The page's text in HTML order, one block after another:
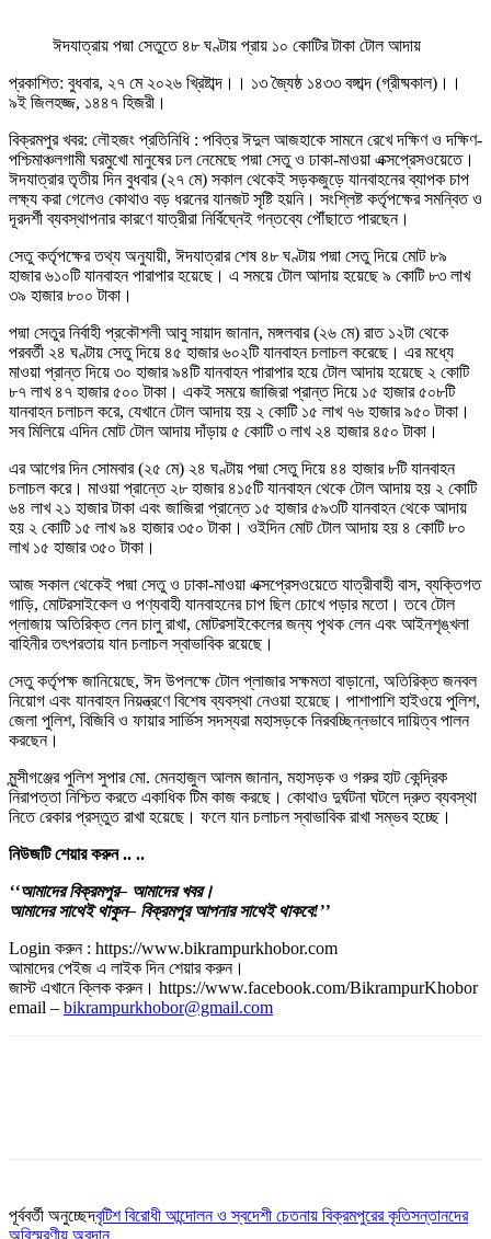
ঈদযাত্রায় পদ্মা সেতুতে ৪৮ ঘণ্টায় প্রায় ১০ কোটির টাকা টোল আদায়
প্রকাশিত: বুধবার, ২৭ মে ২০২৬ খ্রিষ্টাব্দ।। ১৩ জ্যৈষ্ঠ ১৪৩৩ বঙ্গাব্দ (গ্রীষ্মকাল)।।
৯ই জিলহজ্জ, ১৪৪৭ হিজরী।
বিক্রমপুর খবর: লৌহজং প্রতিনিধি : পবিত্র ঈদুল আজহাকে সামনে রেখে দক্ষিণ ও দক্ষিণ-
পশ্চিমাঞ্চলগামী ঘরমুখো মানুষের ঢল নেমেছে পদ্মা সেতু ও ঢাকা-মাওয়া এক্সপ্রেসওয়েতে।
ঈদযাত্রার তৃতীয় দিন বুধবার (২৭ মে) সকাল থেকেই সড়কজুড়ে যানবাহনের ব্যাপক চাপ
লক্ষ্য করা গেলেও কোথাও বড় ধরনের যানজট সৃষ্টি হয়নি। সংশ্লিষ্ট কর্তৃপক্ষের সমন্বিত ও
দূরদর্শী ব্যবস্থাপনার কারণে যাত্রীরা নির্বিঘ্নেই গন্তব্যে পৌঁছাতে পারছেন।
সেতু কর্তৃপক্ষের তথ্য অনুযায়ী, ঈদযাত্রার শেষ ৪৮ ঘণ্টায় পদ্মা সেতু দিয়ে মোট ৮৯
হাজার ৬১০টি যানবাহন পারাপার হয়েছে। এ সময়ে টোল আদায় হয়েছে ৯ কোটি ৮৩ লাখ
৩৯ হাজার ৮০০ টাকা।
পদ্মা সেতুর নির্বাহী প্রকৌশলী আবু সায়াদ জানান, মঙ্গলবার (২৬ মে) রাত ১২টা থেকে
পরবর্তী ২৪ ঘণ্টায় সেতু দিয়ে ৪৫ হাজার ৬০২টি যানবাহন চলাচল করেছে। এর মধ্যে
মাওয়া প্রান্ত দিয়ে ৩০ হাজার ৯৪টি যানবাহন পারাপার হয়ে টোল আদায় হয়েছে ২ কোটি
৮৭ লাখ ৪৭ হাজার ৫০০ টাকা। একই সময়ে জাজিরা প্রান্ত দিয়ে ১৫ হাজার ৫০৮টি
যানবাহন চলাচল করে, যেখানে টোল আদায় হয় ২ কোটি ১৫ লাখ ৭৬ হাজার ৯৫০ টাকা।
সব মিলিয়ে এদিন মোট টোল আদায় দাঁড়ায় ৫ কোটি ৩ লাখ ২৪ হাজার ৪৫০ টাকা।
এর আগের দিন সোমবার (২৫ মে) ২৪ ঘণ্টায় পদ্মা সেতু দিয়ে ৪৪ হাজার ৮টি যানবাহন
চলাচল করে। মাওয়া প্রান্তে ২৮ হাজার ৪১৫টি যানবাহন থেকে টোল আদায় হয় ২ কোটি
৬৪ লাখ ২১ হাজার টাকা এবং জাজিরা প্রান্তে ১৫ হাজার ৫৯৩টি যানবাহন থেকে আদায়
হয় ২ কোটি ১৫ লাখ ৯৪ হাজার ৩৫০ টাকা। ওইদিন মোট টোল আদায় হয় ৪ কোটি ৮০
লাখ ১৫ হাজার ৩৫০ টাকা।
আজ সকাল থেকেই পদ্মা সেতু ও ঢাকা-মাওয়া এক্সপ্রেসওয়েতে যাত্রীবাহী বাস, ব্যক্তিগত
গাড়ি, মোটরসাইকেল ও পণ্যবাহী যানবাহনের চাপ ছিল চোখে পড়ার মতো। তবে টোল
প্লাজায় অতিরিক্ত লেন চালু রাখা, মোটরসাইকেলের জন্য পৃথক লেন এবং আইনশৃঙ্খলা
বাহিনীর তৎপরতায় যান চলাচল স্বাভাবিক রয়েছে।
সেতু কর্তৃপক্ষ জানিয়েছে, ঈদ উপলক্ষে টোল প্লাজার সক্ষমতা বাড়ানো, অতিরিক্ত জনবল
নিয়োগ এবং যানবাহন নিয়ন্ত্রণে বিশেষ ব্যবস্থা নেওয়া হয়েছে। পাশাপাশি হাইওয়ে পুলিশ,
জেলা পুলিশ, বিজিবি ও ফায়ার সার্ভিস সদস্যরা মহাসড়কে নিরবচ্ছিন্নভাবে দায়িত্ব পালন
করছেন।
মুন্সীগঞ্জের পুলিশ সুপার মো. মেনহাজুল আলম জানান, মহাসড়ক ও গরুর হাট কেন্দ্রিক
নিরাপত্তা নিশ্চিত করতে একাধিক টিম কাজ করছে। কোথাও দুর্ঘটনা ঘটলে দ্রুত ব্যবস্থা
নিতে রেকার প্রস্তুত রাখা হয়েছে। ফলে যান চলাচল স্বাভাবিক রাখা সম্ভব হচ্ছে।
নিউজটি শেয়ার করুন.. ..
‘‘আমাদের বিক্রমপুর– আমাদের খবর।
আমাদের সাথেই থাকুন– বিক্রমপুর আপনার সাথেই থাকবে!’’
Login করুন : https://www.bikrampurkhobor.com
আমাদের পেইজ এ লাইক দিন শেয়ার করুন।
জাস্ট এখানে ক্লিক করুন। https://www.facebook.com/BikrampurKhobor
email – bikrampurkhobor@gmail.com
পূর্ববর্তী অনুচ্ছেদবৃটিশ বিরোধী আন্দোলন ও স্বদেশী চেতনায় বিক্রমপুরের কৃতিসন্তানদের
অবিস্মরণীয় অবদান